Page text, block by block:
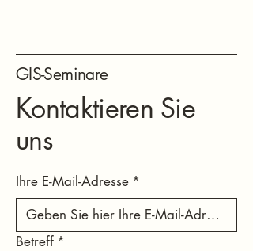
GIS-Seminare
Kontaktieren Sie
uns
Ihre E-Mail-Adresse *
Betreff *